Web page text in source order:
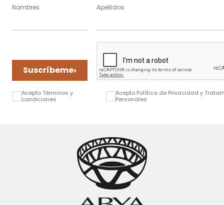
Nombres Apellidos
Suscríbeme›
Acepto Términos y
condiciones
Acepto Política de Privacidad y
Personales